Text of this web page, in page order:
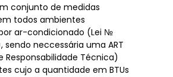
conjunto de medidas
todos ambientes
ar-condicionado (Lei №
sendo neccessária uma ART
Responsabilidade Técnica)
cujo a quantidade em BTUs